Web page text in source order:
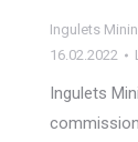
Ingulets
16.02.2022
Ingulets